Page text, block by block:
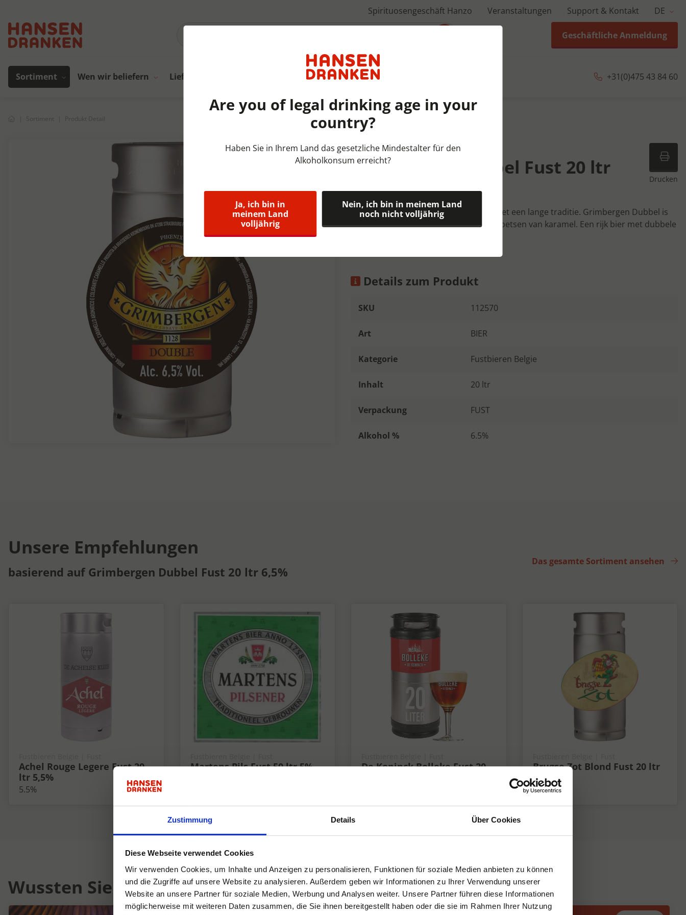
Zustimmung Details Über Cookies
Diese Webseite verwendet Cookies
Wir verwenden Cookies, um Inhalte und Anzeigen zu personalisieren, Funktionen für soziale Medien anbieten zu können
und die Zugriffe auf unsere Website zu analysieren. Außerdem geben wir Informationen zu Ihrer Verwendung unserer
Website an unsere Partner für soziale Medien, Werbung und Analysen weiter. Unsere Partner führen diese Informationen
möglicherweise mit weiteren Daten zusammen, die Sie ihnen bereitgestellt haben oder die sie im Rahmen Ihrer Nutzung
Spirituosengeschäft Hanzo Veranstaltungen Support & Kontakt DE
Geschäftliche Anmeldung
Sortiment Wen wir beliefern Lieferanten +31(0)475 43 84 60
Sortiment Produkt Detail
Fustbieren Belgie | FUST | 20 ltr
Drucken
Grimbergen Dubbel Fust 20 ltr
6,5%
Grimbergen is een Belgisch abdijbier met een lange traditie. Grimbergen Dubbel is
een zoet-bitter bier, vol van smaak en toetsen van karamel. Een rijk bier met dubbele
Details zum Produkt
SKU 112570
Art BIER
Kategorie Fustbieren Belgie
Inhalt 20 ltr
Verpackung FUST
Alkohol % 6.5%
Unsere Empfehlungen
basierend auf Grimbergen Dubbel Fust 20 ltr 6,5%
Das gesamte Sortiment ansehen
Achel Rouge Legere Fust 20
ltr 5,5%
5.5%
Martens Pils Fust 50 ltr 5%
De Koninck Bolleke Fust 20
Brugse Zot Blond Fust 20 ltr
6%
6%
Wussten Sie schon...
Are you of legal drinking age in your
country?
Haben Sie in Ihrem Land das gesetzliche Mindestalter für den
Alkoholkonsum erreicht?
Ja, ich bin in
meinem Land
volljährig
Nein, ich bin in meinem Land
noch nicht volljährig